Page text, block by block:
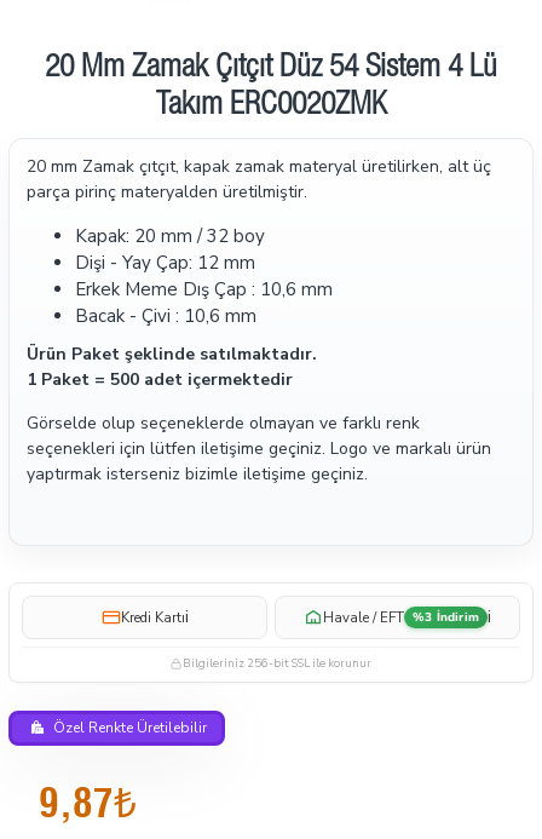
20 Mm Zamak Çıtçıt Düz 54 Sistem 4 Lü
Takım ERC0020ZMK
20 mm Zamak çıtçıt, kapak zamak materyal üretilirken, alt üç
parça pirinç materyalden üretilmiştir.
Kapak: 20 mm / 32 boy
Dişi - Yay Çap: 12 mm
Erkek Meme Dış Çap : 10,6 mm
Bacak - Çivi : 10,6 mm
Ürün Paket şeklinde satılmaktadır.
1 Paket = 500 adet içermektedir
Görselde olup seçeneklerde olmayan ve farklı renk
seçenekleri için lütfen iletişime geçiniz. Logo ve markalı ürün
yaptırmak isterseniz bizimle iletişime geçiniz.
Kredi Kartıi Havale / EFT %3 İndirim i
Bilgileriniz 256-bit SSL ile korunur
Özel Renkte Üretilebilir
9,87₺